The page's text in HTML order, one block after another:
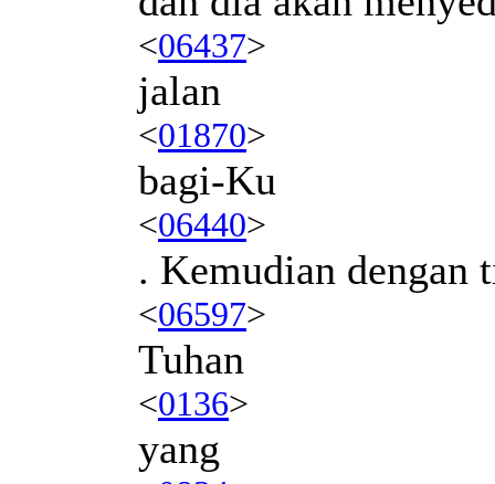
<06437>
jalan
<01870>
bagi-Ku
<06440>
. Kemudian dengan
<06597>
Tuhan
<0136>
yang